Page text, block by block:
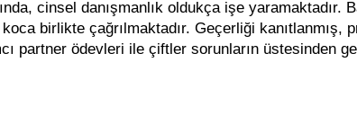
cinsel danışmanlık oldukça işe yaramaktadır.
birlikte çağrılmaktadır. Geçerliği kanıtlanmış,
partner ödevleri ile çiftler sorunların üstesinden